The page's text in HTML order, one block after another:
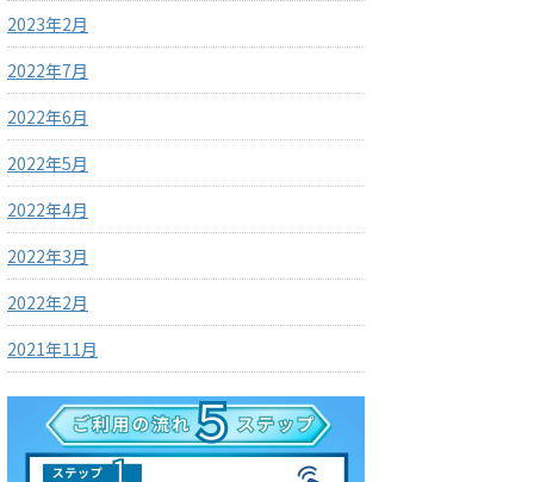
2023年2月
2022年7月
2022年6月
2022年5月
2022年4月
2022年3月
2022年2月
2021年11月